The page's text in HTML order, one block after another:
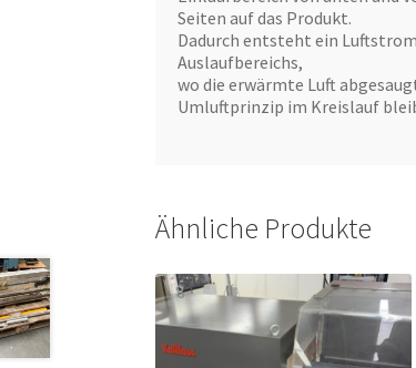
Seiten auf das Produkt.
Dadurch entsteht ein
Auslaufbereichs,
wo die erwärmte Luft
Umluftprinzip im Kreislauf
Ähnliche Produkte